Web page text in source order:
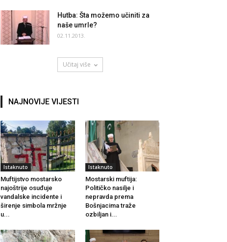
Hutba: Šta možemo učiniti za
naše umrle?
02.11.2013.
Učitaj više
NAJNOVIJE VIJESTI
Istaknuto
Muftijstvo mostarsko
najoštrije osuđuje
vandalske incidente i
širenje simbola mržnje
u...
Istaknuto
Mostarski muftija:
Političko nasilje i
nepravda prema
Bošnjacima traže
ozbiljan i...